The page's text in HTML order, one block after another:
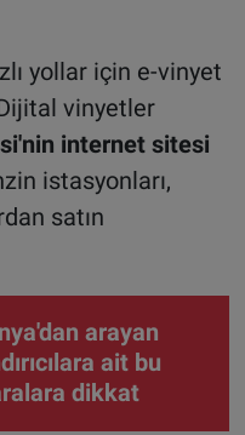
yollar için e-vinyet
vinyetler
internet sitesi
istasyonları,
satın
arayan
ait bu
dikkat